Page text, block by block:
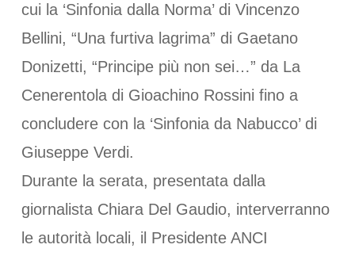
cui la ‘Sinfonia dalla Norma’ di Vincenzo
Bellini, “Una furtiva lagrima” di Gaetano
Donizetti, “Principe più non sei…” da La
Cenerentola di Gioachino Rossini fino a
concludere con la ‘Sinfonia da Nabucco’ di
Giuseppe Verdi.
Durante la serata, presentata dalla
giornalista Chiara Del Gaudio, interverranno
le autorità locali, il Presidente ANCI